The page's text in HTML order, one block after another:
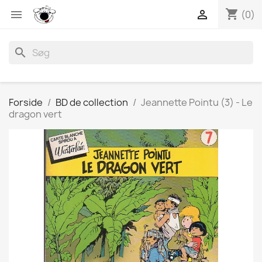
 shopping_cart (0)

search
Forside BD de collection
Jeannette Pointu (3) - Le
dragon vert